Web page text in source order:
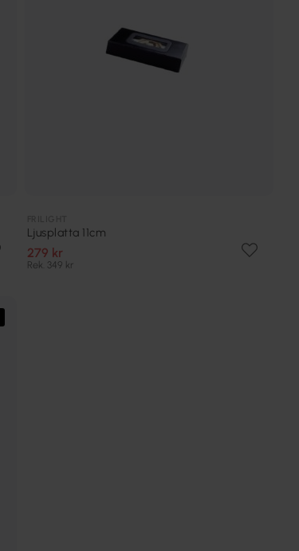
Ljusplatta 11cm
279 kr
Rek. 349 kr